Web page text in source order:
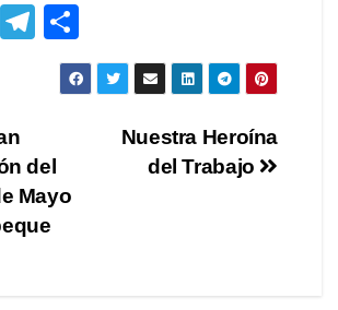
T
T
el
a
m
o
m
Nuestra Heroína
del Trabajo
del
Mayo